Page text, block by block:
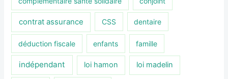
contrat assurance CSS dentaire
déduction fiscale enfants famille
indépendant loi hamon loi madelin